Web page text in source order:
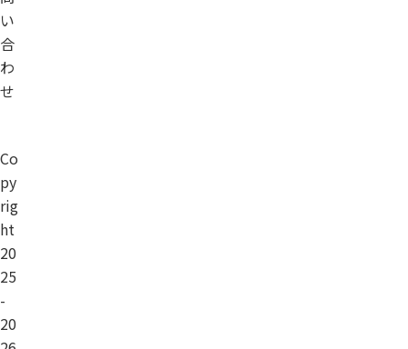
い
合
わ
せ
Co
py
rig
ht
20
25
-
20